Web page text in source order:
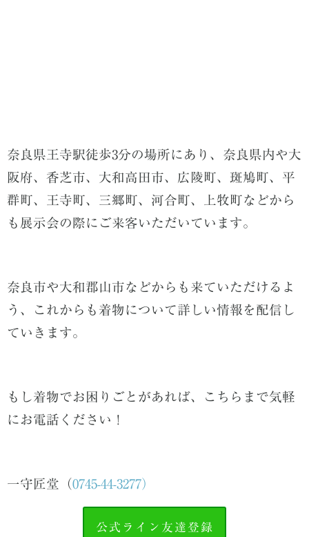
奈良県王寺駅徒歩3分の場所にあり、奈良県内や大
阪府、香芝市、大和高田市、広陵町、斑鳩町、平
群町、王寺町、三郷町、河合町、上牧町などから
も展示会の際にご来客いただいています。
奈良市や大和郡山市などからも来ていただけるよ
う、これからも着物について詳しい情報を配信し
ていきます。
もし着物でお困りごとがあれば、こちらまで気軽
にお電話ください！
一守匠堂（0745-44-3277）
公式ライン友達登録